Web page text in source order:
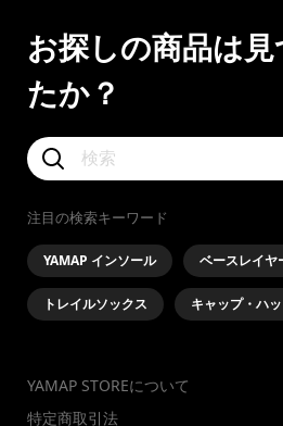
お探しの商品は
たか？
注目の検索キーワード
YAMAP インソール ベースレイヤ
トレイルソックス キャップ・ハ
YAMAP STOREについて
特定商取引法